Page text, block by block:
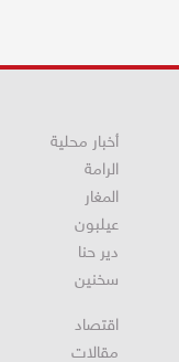
أخبار محلية
الرامة
المغار
عيلبون
دير حنا
سخنين
اقتصاد
مقالات